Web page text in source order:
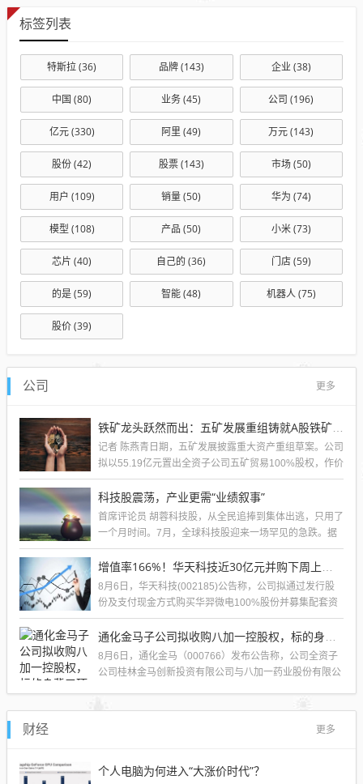
标签列表
特斯拉(36) 品牌(143) 企业(38)
中国 (80) 业务(45) 公司 (196)
亿元(330) 阿里(49) 万元(143)
股份(42) 股票(143) 市场(50)
用户 (109) 销量(50) 华为 (74)
模型(108) 产品 (50) 小米(73)
芯片 (40) 自己的 (36) 门店(59)
的是(59) 智能(48) 机器人(75)
股价(39)
公司 更多
铁矿龙头跃然而出：五矿发展重组铸就A股铁矿采选重要平台
记者 陈燕青日期，五矿发展披露重大资产重组草案。公司
拟以55.19亿元置出全资子公司五矿贸易100%股权，作价
281.15亿元收购控股股...
科技股震荡，产业更需“业绩叙事”
首席评论员 胡蓉科技股，从全民追捧到集体出逃，只用了
一个月时间。7月，全球科技股迎来一场罕见的急跌。据
统计，A股科创50单月跌25.90...
增值率166%！华天科技近30亿元并购下周上会，标的华羿微电曾终止IPO
8月6日，华天科技(002185)公告称，公司拟通过发行股
份及支付现金方式购买华羿微电100%股份并募集配套资
金。根据深交所并购重组审核...
通化金马子公司拟收购八加一控股权，标的身背五项失信记录，债务化解成交割前置门槛
8月6日，通化金马（000766）发布公告称，公司全资子
公司桂林金马创新投资有限公司与八加一药业股份有限公
财经 更多
个人电脑为何进入“大涨价时代”？